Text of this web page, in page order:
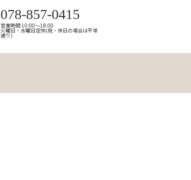
078-857-0415
営業時間 10:00～18:00
火曜日・水曜日定休(祝・休日の場合は平常
通り)